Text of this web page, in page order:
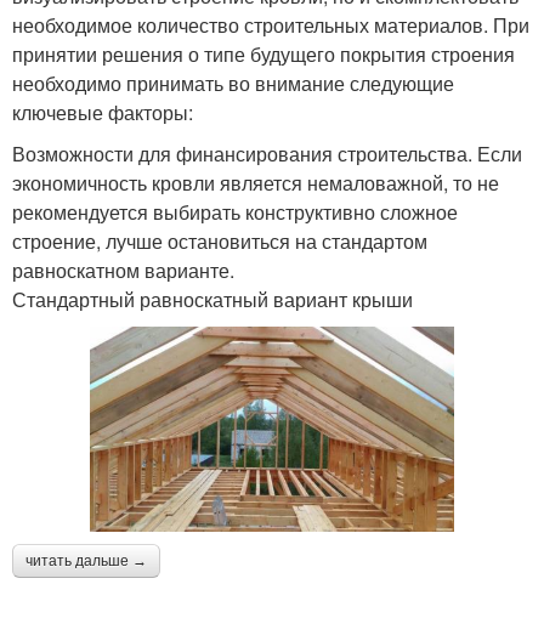
необходимое количество строительных материалов. При
принятии решения о типе будущего покрытия строения
необходимо принимать во внимание следующие
ключевые факторы:
Возможности для финансирования строительства. Если
экономичность кровли является немаловажной, то не
рекомендуется выбирать конструктивно сложное
строение, лучше остановиться на стандартом
равноскатном варианте.
Стандартный равноскатный вариант крыши
читать дальше →